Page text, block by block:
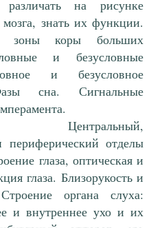
на рисунке
знать их функции.
зоны коры больших
и безусловные
и безусловное
сна. Сигнальные
Центральный,
периферический отделы
глаза, оптическая и
глаза. Близорукость и
Строение органа слуха:
и внутреннее ухо и их